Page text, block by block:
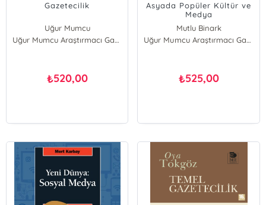
Gazetecilik
Uğur Mumcu
Uğur Mumcu Araştırmacı Gazetecilik Vakfı (UMAG)
₺520,00
Asyada Popüler Kültür ve
Medya
Mutlu Binark
Uğur Mumcu Araştırmacı Gazetecilik Vakfı (UMAG)
₺525,00